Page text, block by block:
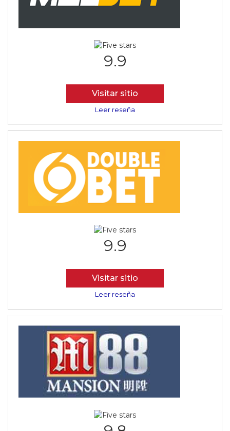
9.9
Visitar sitio
Leer reseña
9.9
Visitar sitio
Leer reseña